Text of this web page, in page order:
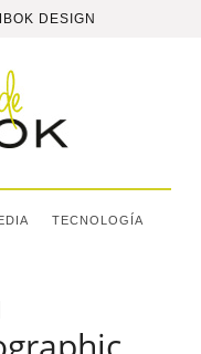
DESIGN
TECNOLOGÍA